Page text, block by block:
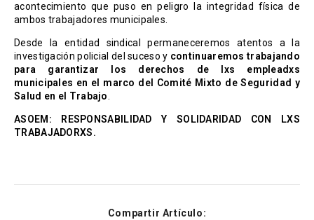
acontecimiento que puso en peligro la integridad física de
ambos trabajadores municipales.
Desde la entidad sindical permaneceremos atentos a la
investigación policial del suceso y continuaremos trabajando
para garantizar los derechos de lxs empleadxs
municipales en el marco del Comité Mixto de Seguridad y
Salud en el Trabajo.
ASOEM: RESPONSABILIDAD Y SOLIDARIDAD CON LXS
TRABAJADORXS.
Compartir Artículo: